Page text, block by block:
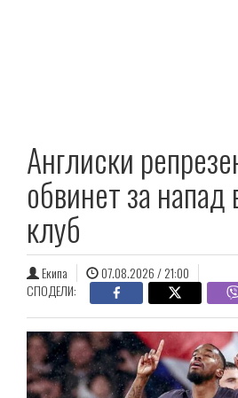
Англиски
обвинет за напад
клуб
Екипа
07.08.2026 / 21:00
СПОДЕЛИ: